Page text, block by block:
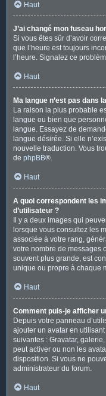
Haut
J’ai changé mon fuseau
Si vous êtes sûr d’avoir
que l’heure est toujours
l’heure. Signalez ce
Haut
Ma langue n’est pas dans
La raison la plus probable
langue ou bien que
langue. Essayez de
langue désirée. Si elle
nouvelle traduction. Vous
de phpBB®.
Haut
A quoi correspondent les
d’utilisateur ?
Il y a deux images qui
lorsque vous consultez les
associée à votre rang,
votre nombre de messages
souvent plus grande, est
unique ou propre à chaque
Haut
Comment puis-je afficher
Depuis votre panneau
ajouter un avatar en
suivantes : Gravatar,
peut activer ou non les
disposition. Si vous ne
administrateur du forum.
Haut